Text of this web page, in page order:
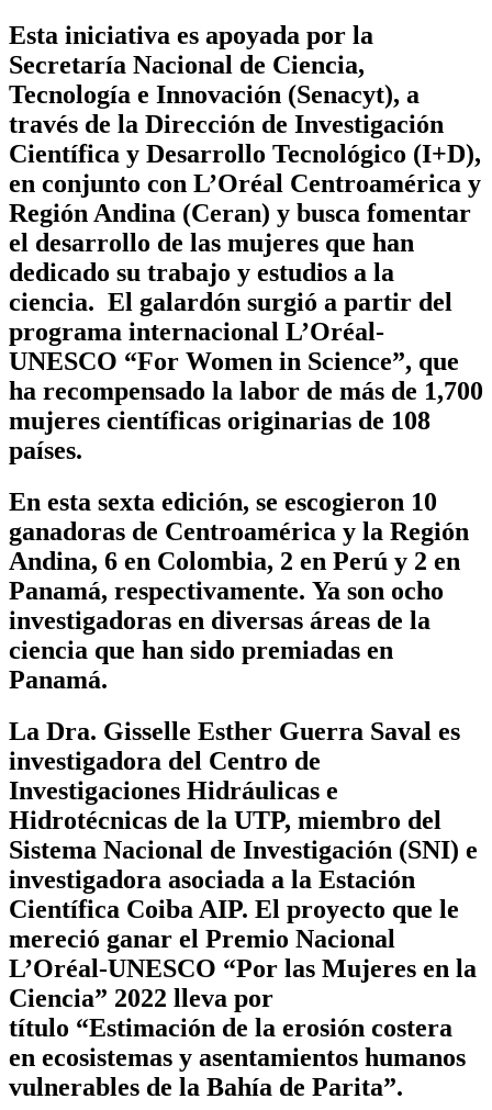
Esta iniciativa es apoyada por la
Secretaría Nacional de Ciencia,
Tecnología e Innovación (Senacyt), a
través de la Dirección de Investigación
Científica y Desarrollo Tecnológico (I+D),
en conjunto con L’Oréal Centroamérica y
Región Andina (Ceran) y busca fomentar
el desarrollo de las mujeres que han
dedicado su trabajo y estudios a la
ciencia. El galardón surgió a partir del
programa internacional L’Oréal-
UNESCO “For Women in Science”, que
ha recompensado la labor de más de 1,700
mujeres científicas originarias de 108
países.
En esta sexta edición, se escogieron 10
ganadoras de Centroamérica y la Región
Andina, 6 en Colombia, 2 en Perú y 2 en
Panamá, respectivamente. Ya son ocho
investigadoras en diversas áreas de la
ciencia que han sido premiadas en
Panamá.
La Dra. Gisselle Esther Guerra Saval es
investigadora del Centro de
Investigaciones Hidráulicas e
Hidrotécnicas de la UTP, miembro del
Sistema Nacional de Investigación (SNI) e
investigadora asociada a la Estación
Científica Coiba AIP. El proyecto que le
mereció ganar el Premio Nacional
L’Oréal-UNESCO “Por las Mujeres en la
Ciencia” 2022 lleva por
título “Estimación de la erosión costera
en ecosistemas y asentamientos humanos
vulnerables de la Bahía de Parita”.